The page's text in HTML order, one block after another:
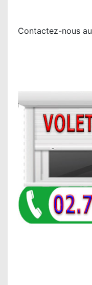
Contactez-nous au